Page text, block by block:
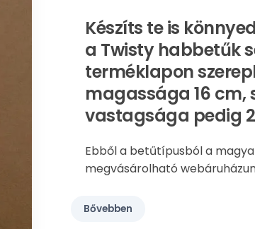
Készíts te is
a Twisty habbetűk
terméklapon
magassága 16 cm,
vastagsága pedig
Ebből a betűtípusból a
megvásárolható
Bővebben